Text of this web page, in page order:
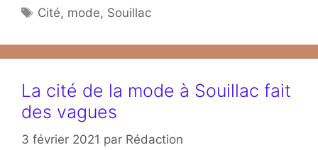
Étiquettes
Cité, mode, Souillac
La cité de la mode à Souillac fait
des vagues
3 février 2021 par Rédaction